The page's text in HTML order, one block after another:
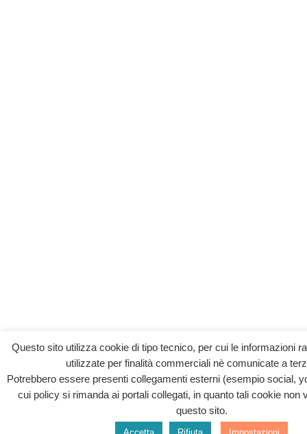
Questo sito utilizza cookie di tipo tecnico, per cui le informazioni
utilizzate per finalità commerciali nè comunicate a
Potrebbero essere presenti collegamenti esterni (esempio social,
cui policy si rimanda ai portali collegati, in quanto tali cookie non
questo sito.